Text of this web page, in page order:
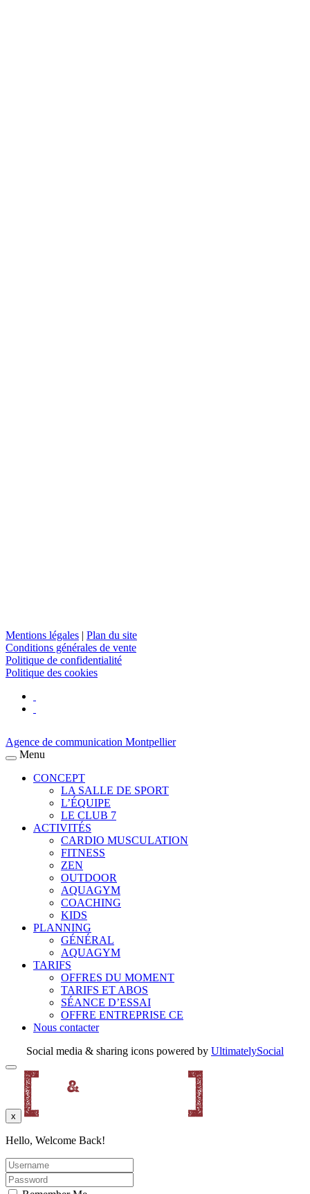
Mentions légales | Plan du site
Conditions générales de vente
Politique de confidentialité
Politique des cookies
Agence de communication Montpellier
Menu
CONCEPT
LA SALLE DE SPORT
L’ÉQUIPE
LE CLUB 7
ACTIVITÉS
CARDIO MUSCULATION
FITNESS
ZEN
OUTDOOR
AQUAGYM
COACHING
KIDS
PLANNING
GÉNÉRAL
AQUAGYM
TARIFS
OFFRES DU MOMENT
TARIFS ET ABOS
SÉANCE D’ESSAI
OFFRE ENTREPRISE CE
Nous contacter
Social media & sharing icons powered by UltimatelySocial
x
Hello, Welcome Back!